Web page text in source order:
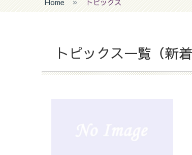
Home トピックス
トピックス一覧（新着